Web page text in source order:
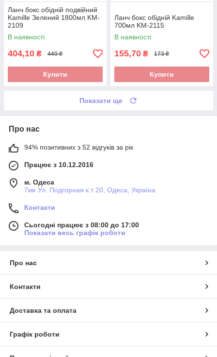
Ланч бокс обідній подвійний
Kamille Зелений 1800мл KM-
2109
В наявності
404,10 ₴ 449 ₴
Купити
Ланч бокс обідній Kamille
700мл KM-2115
В наявності
155,70 ₴ 173 ₴
Купити
Показати ще
Про нас
94% позитивних з 52 відгуків за рік
Працює з 10.12.2016
м. Одеса
7км Ул. Подгорная к.т 20, Одеса, Україна
Контакти
Сьогодні працює з 08:00 до 17:00
Показати весь графік роботи
Про нас
Контакти
Доставка та оплата
Графік роботи